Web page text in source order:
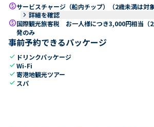
paidサービスチャージ（船内チップ）（2歳未満は対象
keyboard_arrow_right 詳細を確認
paid国際観光旅客税 お一人様につき3,000円相当（
発のみ
事前予約できるパッケージ
check ドリンクパッケージ
checkWi-Fi
check寄港地観光ツアー
check スパ